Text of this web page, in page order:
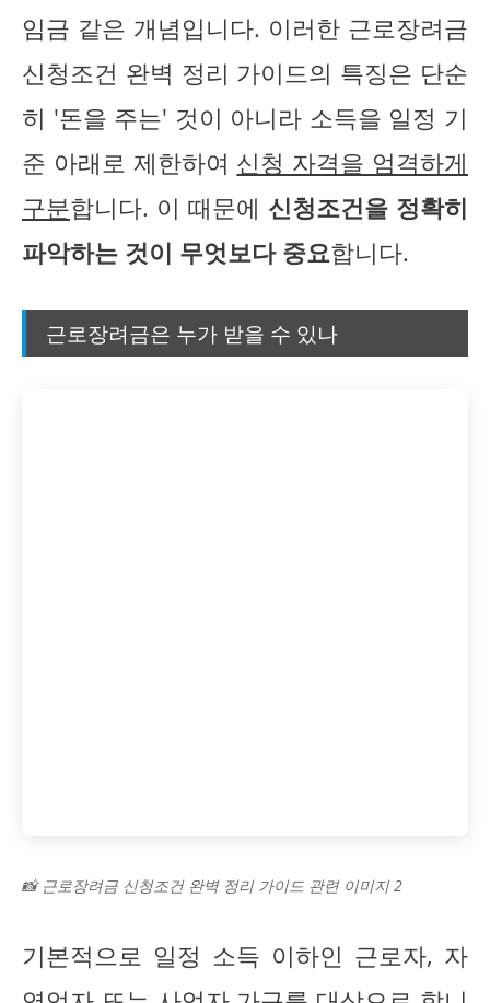
임금 같은 개념입니다. 이러한 근로장려금
신청조건 완벽 정리 가이드의 특징은 단순
히 '돈을 주는' 것이 아니라 소득을 일정 기
준 아래로 제한하여 신청 자격을 엄격하게
구분합니다. 이 때문에 신청조건을 정확히
파악하는 것이 무엇보다 중요합니다.
근로장려금은 누가 받을 수 있나
📸 근로장려금 신청조건 완벽 정리 가이드 관련 이미지 2
기본적으로 일정 소득 이하인 근로자, 자